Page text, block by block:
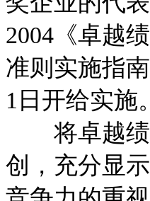
2004《卓越
准则实施指
1日开给实施。
将卓越绩
创，充分显